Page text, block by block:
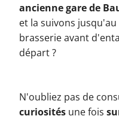
ancienne gare de
et la suivons
brasserie avant
départ ?
N'oubliez pas de
curiosités une fois